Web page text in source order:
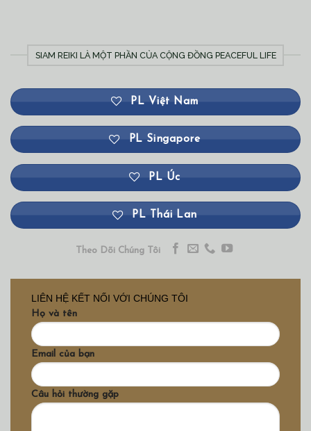
SIAM REIKI LÀ MỘT PHẦN CỦA CỘNG ĐỒNG PEACEFUL LIFE
PL Việt Nam
PL Singapore
PL Úc
PL Thái Lan
Theo Dõi Chúng Tôi
LIÊN HỆ KẾT NỐI VỚI CHÚNG TÔI
Họ và tên
Email của bạn
Câu hỏi thường gặp